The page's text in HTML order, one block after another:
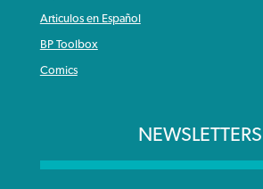
Articulos en Español
BP Toolbox
Comics
NEWSLETTERS